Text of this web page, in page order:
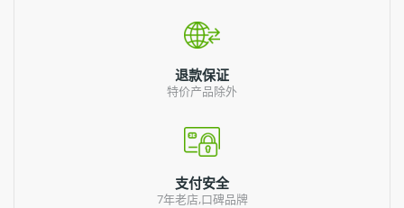
退款保证
特价产品除外
支付安全
7年老店,口碑品牌